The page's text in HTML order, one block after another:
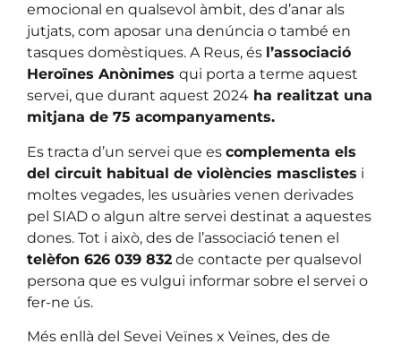
emocional en qualsevol àmbit, des d’anar als
jutjats, com aposar una denúncia o també en
tasques domèstiques. A Reus, és l’associació
Heroïnes Anònimes qui porta a terme aquest
servei, que durant aquest 2024 ha realitzat una
mitjana de 75 acompanyaments.
Es tracta d’un servei que es complementa els
del circuit habitual de violències masclistes i
moltes vegades, les usuàries venen derivades
pel SIAD o algun altre servei destinat a aquestes
dones. Tot i això, des de l’associació tenen el
telèfon 626 039 832 de contacte per qualsevol
persona que es vulgui informar sobre el servei o
fer-ne ús.
Més enllà del Sevei Veïnes x Veïnes, des de